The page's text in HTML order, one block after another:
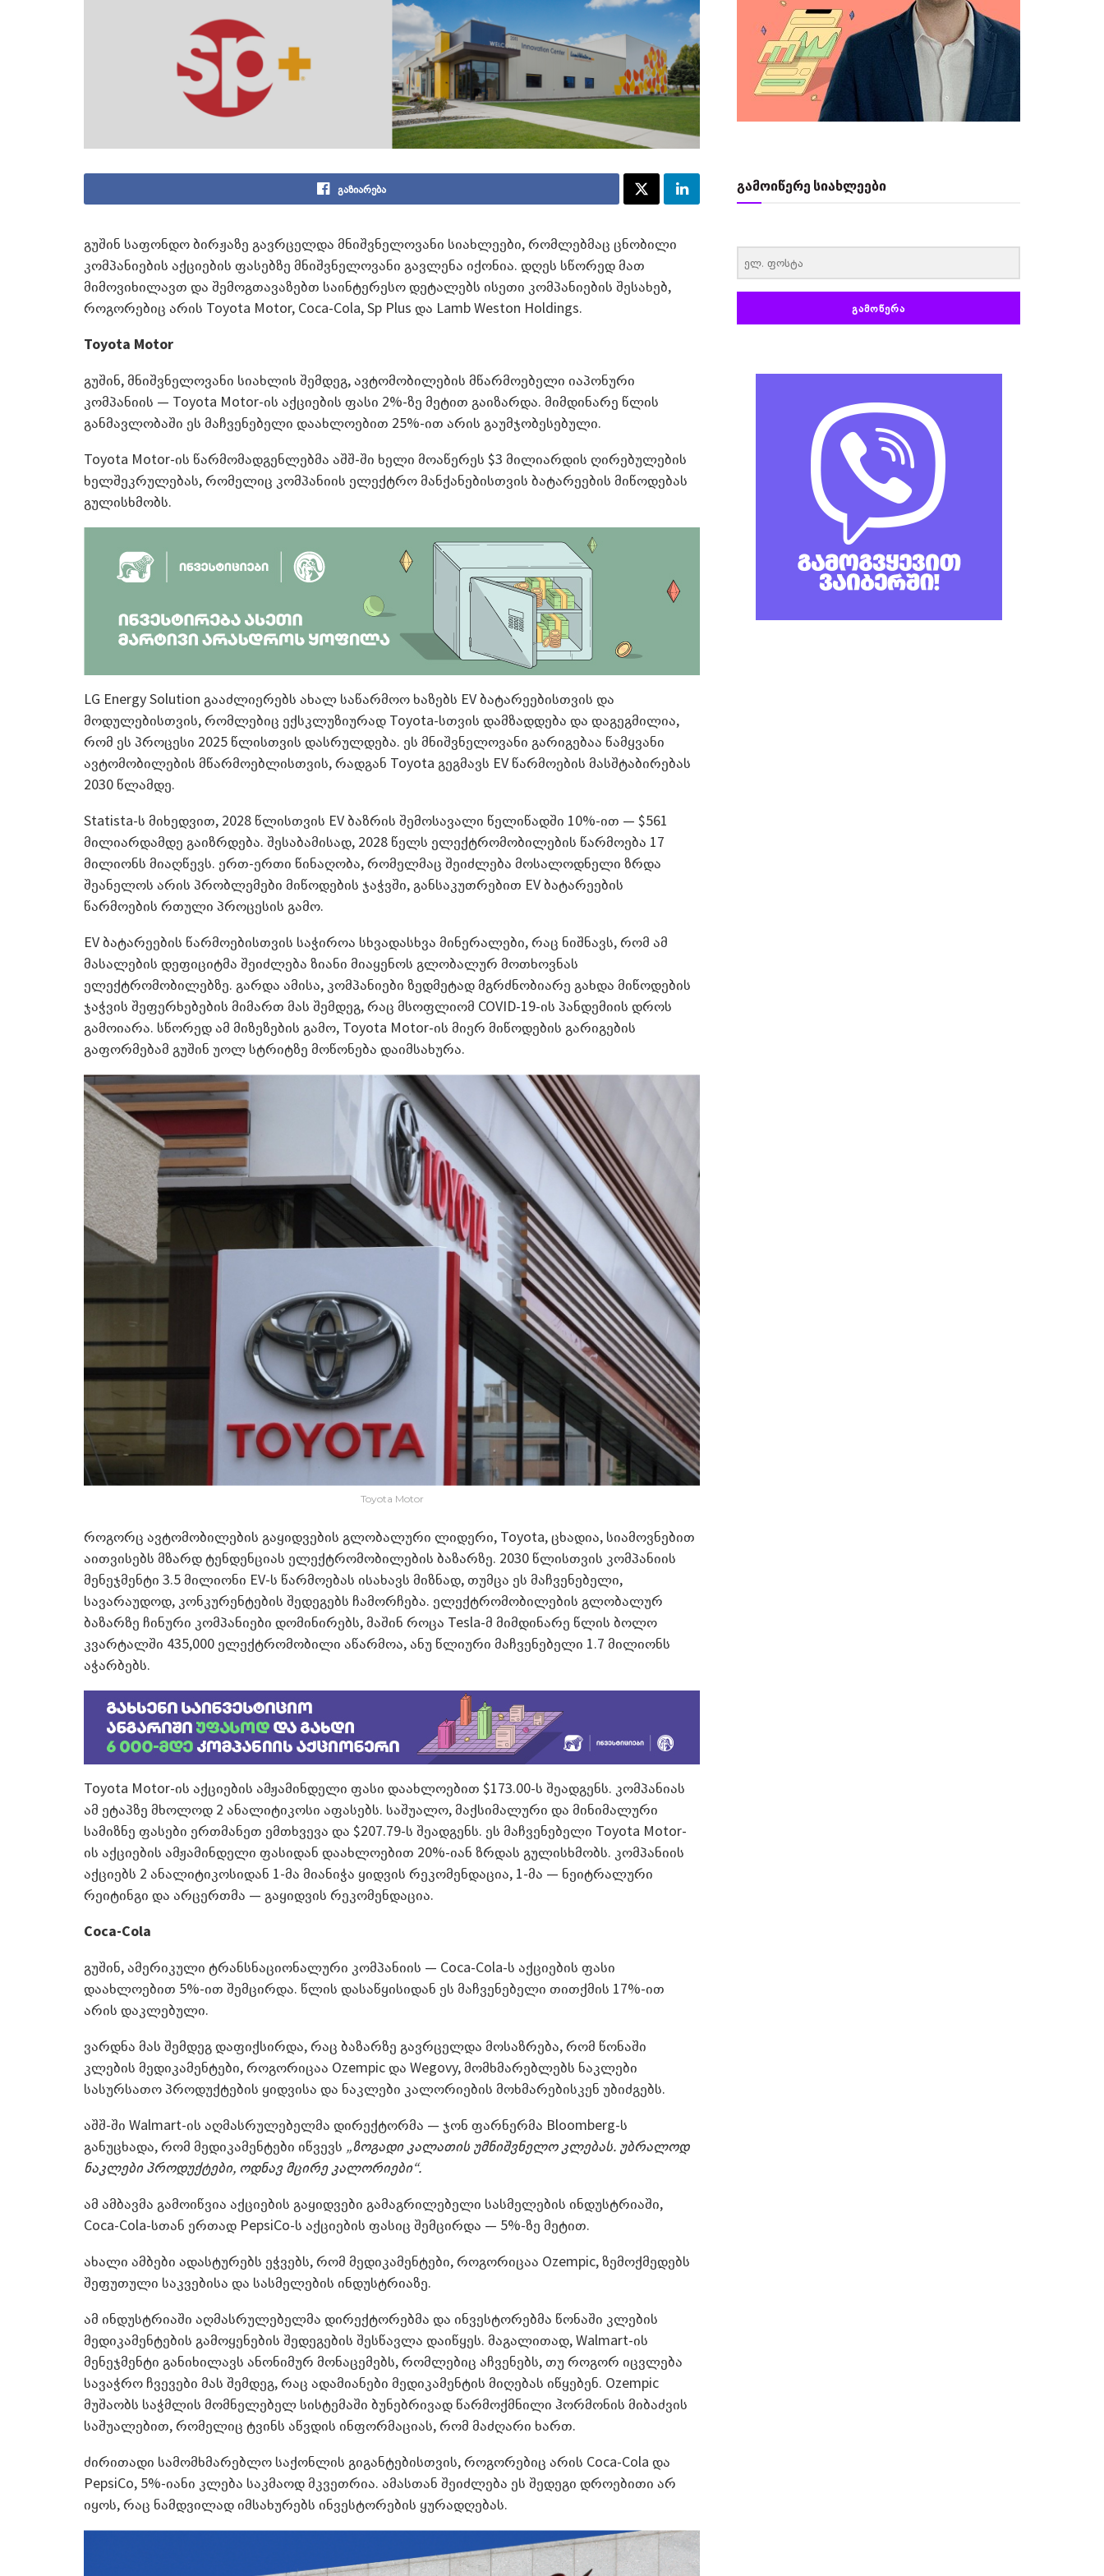
გაზიარება
გუშინ საფონდო ბირჟაზე გავრცელდა მნიშვნელოვანი სიახლეები, რომლებმაც ცნობილი
კომპანიების აქციების ფასებზე მნიშვნელოვანი გავლენა იქონია. დღეს სწორედ მათ
მიმოვიხილავთ და შემოგთავაზებთ საინტერესო დეტალებს ისეთი კომპანიების შესახებ,
როგორებიც არის Toyota Motor, Coca-Cola, Sp Plus და Lamb Weston Holdings.
Toyota Motor
გუშინ, მნიშვნელოვანი სიახლის შემდეგ, ავტომობილების მწარმოებელი იაპონური
კომპანიის — Toyota Motor-ის აქციების ფასი 2%-ზე მეტით გაიზარდა. მიმდინარე წლის
განმავლობაში ეს მაჩვენებელი დაახლოებით 25%-ით არის გაუმჯობესებული.
Toyota Motor-ის წარმომადგენლებმა აშშ-ში ხელი მოაწერეს $3 მილიარდის ღირებულების
ხელშეკრულებას, რომელიც კომპანიის ელექტრო მანქანებისთვის ბატარეების მიწოდებას
გულისხმობს.
LG Energy Solution გააძლიერებს ახალ საწარმოო ხაზებს EV ბატარეებისთვის და
მოდულებისთვის, რომლებიც ექსკლუზიურად Toyota-სთვის დამზადდება და დაგეგმილია,
რომ ეს პროცესი 2025 წლისთვის დასრულდება. ეს მნიშვნელოვანი გარიგებაა წამყვანი
ავტომობილების მწარმოებლისთვის, რადგან Toyota გეგმავს EV წარმოების მასშტაბირებას
2030 წლამდე.
Statista-ს მიხედვით, 2028 წლისთვის EV ბაზრის შემოსავალი წელიწადში 10%-ით — $561
მილიარდამდე გაიზრდება. შესაბამისად, 2028 წელს ელექტრომობილების წარმოება 17
მილიონს მიაღწევს. ერთ-ერთი წინაღობა, რომელმაც შეიძლება მოსალოდნელი ზრდა
შეანელოს არის პრობლემები მიწოდების ჯაჭვში, განსაკუთრებით EV ბატარეების
წარმოების რთული პროცესის გამო.
EV ბატარეების წარმოებისთვის საჭიროა სხვადასხვა მინერალები, რაც ნიშნავს, რომ ამ
მასალების დეფიციტმა შეიძლება ზიანი მიაყენოს გლობალურ მოთხოვნას
ელექტრომობილებზე. გარდა ამისა, კომპანიები ზედმეტად მგრძნობიარე გახდა მიწოდების
ჯაჭვის შეფერხებების მიმართ მას შემდეგ, რაც მსოფლიომ COVID-19-ის პანდემიის დროს
გამოიარა. სწორედ ამ მიზეზების გამო, Toyota Motor-ის მიერ მიწოდების გარიგების
გაფორმებამ გუშინ უოლ სტრიტზე მოწონება დაიმსახურა.
Toyota Motor
როგორც ავტომობილების გაყიდვების გლობალური ლიდერი, Toyota, ცხადია, სიამოვნებით
აითვისებს მზარდ ტენდენციას ელექტრომობილების ბაზარზე. 2030 წლისთვის კომპანიის
მენეჯმენტი 3.5 მილიონი EV-ს წარმოებას ისახავს მიზნად, თუმცა ეს მაჩვენებელი,
სავარაუდოდ, კონკურენტების შედეგებს ჩამორჩება. ელექტრომობილების გლობალურ
ბაზარზე ჩინური კომპანიები დომინირებს, მაშინ როცა Tesla-მ მიმდინარე წლის ბოლო
კვარტალში 435,000 ელექტრომობილი აწარმოა, ანუ წლიური მაჩვენებელი 1.7 მილიონს
აჭარბებს.
Toyota Motor-ის აქციების ამჟამინდელი ფასი დაახლოებით $173.00-ს შეადგენს. კომპანიას
ამ ეტაპზე მხოლოდ 2 ანალიტიკოსი აფასებს. საშუალო, მაქსიმალური და მინიმალური
სამიზნე ფასები ერთმანეთ ემთხვევა და $207.79-ს შეადგენს. ეს მაჩვენებელი Toyota Motor-
ის აქციების ამჟამინდელი ფასიდან დაახლოებით 20%-იან ზრდას გულისხმობს. კომპანიის
აქციებს 2 ანალიტიკოსიდან 1-მა მიანიჭა ყიდვის რეკომენდაცია, 1-მა — ნეიტრალური
რეიტინგი და არცერთმა — გაყიდვის რეკომენდაცია.
Coca-Cola
გუშინ, ამერიკული ტრანსნაციონალური კომპანიის — Coca-Cola-ს აქციების ფასი
დაახლოებით 5%-ით შემცირდა. წლის დასაწყისიდან ეს მაჩვენებელი თითქმის 17%-ით
არის დაკლებული.
ვარდნა მას შემდეგ დაფიქსირდა, რაც ბაზარზე გავრცელდა მოსაზრება, რომ წონაში
კლების მედიკამენტები, როგორიცაა Ozempic და Wegovy, მომხმარებლებს ნაკლები
სასურსათო პროდუქტების ყიდვისა და ნაკლები კალორიების მოხმარებისკენ უბიძგებს.
აშშ-ში Walmart-ის აღმასრულებელმა დირექტორმა — ჯონ ფარნერმა Bloomberg-ს
განუცხადა, რომ მედიკამენტები იწვევს „ზოგადი კალათის უმნიშვნელო კლებას. უბრალოდ
ნაკლები პროდუქტები, ოდნავ მცირე კალორიები“.
ამ ამბავმა გამოიწვია აქციების გაყიდვები გამაგრილებელი სასმელების ინდუსტრიაში,
Coca-Cola-სთან ერთად PepsiCo-ს აქციების ფასიც შემცირდა — 5%-ზე მეტით.
ახალი ამბები ადასტურებს ეჭვებს, რომ მედიკამენტები, როგორიცაა Ozempic, ზემოქმედებს
შეფუთული საკვებისა და სასმელების ინდუსტრიაზე.
ამ ინდუსტრიაში აღმასრულებელმა დირექტორებმა და ინვესტორებმა წონაში კლების
მედიკამენტების გამოყენების შედეგების შესწავლა დაიწყეს. მაგალითად, Walmart-ის
მენეჯმენტი განიხილავს ანონიმურ მონაცემებს, რომლებიც აჩვენებს, თუ როგორ იცვლება
სავაჭრო ჩვევები მას შემდეგ, რაც ადამიანები მედიკამენტის მიღებას იწყებენ. Ozempic
მუშაობს საჭმლის მომნელებელ სისტემაში ბუნებრივად წარმოქმნილი ჰორმონის მიბაძვის
საშუალებით, რომელიც ტვინს აწვდის ინფორმაციას, რომ მაძღარი ხართ.
ძირითადი სამომხმარებლო საქონლის გიგანტებისთვის, როგორებიც არის Coca-Cola და
PepsiCo, 5%-იანი კლება საკმაოდ მკვეთრია. ამასთან შეიძლება ეს შედეგი დროებითი არ
იყოს, რაც ნამდვილად იმსახურებს ინვესტორების ყურადღებას.
გამოიწერე სიახლეები
ᲒᲐᲛᲝᲬᲔᲠᲐ